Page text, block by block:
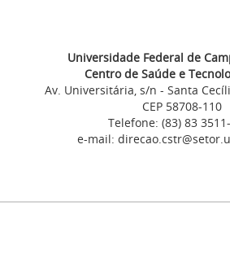
Universidade Federal de
Centro de Saúde e
Av. Universitária, s/n - Santa
CEP 58708-110
Telefone: (83) 83
e-mail: